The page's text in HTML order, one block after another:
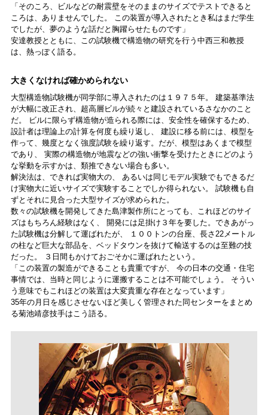
「そのころ、ビルなどの耐震壁をそのままのサイズでテストできると
ころは、ありませんでした。 この装置が導入されたとき私はまだ学生
でしたが、夢のような話だと胸躍らせたものです」
安達教授とともに、この試験機で構造物の研究を行う中西三和教授
は、熱っぽく語る。
大きくなければ確かめられない
大型構造物試験機が同学部に導入されたのは１９７５年。 建築基準法
が大幅に改正され、超高層ビルが続々と建設されているさなかのこと
だ。 ビルに限らず構造物が造られる際には、安全性を確保するため、
設計者は理論上の計算を何度も繰り返し、 建設に移る前には、模型を
作って、幾度となく強度試験を繰り返す。だが、模型はあくまで模型
であり、 実際の構造物が地震などの強い衝撃を受けたときにどのよう
な挙動を示すかは、類推できない場合も多い。
解決法は、できれば実物大の、 あるいは同じモデル実験でもできるだ
け実物大に近いサイズで実験することでしか得られない。 試験機も自
ずとそれに見合った大型サイズが求められた。
数々の試験機を開発してきた島津製作所にとっても、これほどのサイ
ズはもちろん経験はなく、 開発には足掛け３年を要した。できあがっ
た試験機は分解して運ばれたが、 １００トンの台座、長さ22メートル
の柱など巨大な部品を、ベッドタウンを抜けて輸送するのは至難の技
だった。 ３日間もかけておごそかに運ばれたという。
「この装置の製造ができることも貴重ですが、 今の日本の交通・住宅
事情では、当時と同じように運搬することは不可能でしょう。 そうい
う意味でもこれほどの装置は大変貴重な存在となっています」
35年の月日を感じさせないほど美しく管理された同センターをまとめ
る菊池靖彦技手はこう語る。